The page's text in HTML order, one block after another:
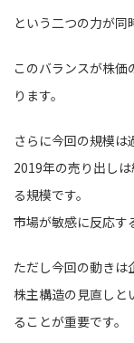
という二つの力が同
このバランスが株
ります。
さらに今回の規模は
2019年の売り出し
る規模です。
市場が敏感に反応す
ただし今回の動きは
株主構造の見直しと
ることが重要です。